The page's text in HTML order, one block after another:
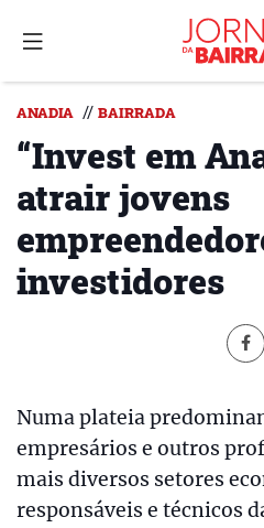
ANADIA // BAIRRADA
“Invest em
atrair jovens
investidores
Numa plateia
empresários e outros
mais diversos setores
responsáveis e técnicos